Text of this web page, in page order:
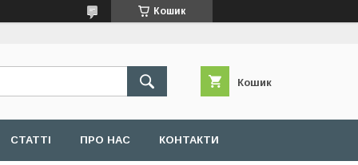
Кошик
Кошик
СТАТТІ ПРО НАС КОНТАКТИ